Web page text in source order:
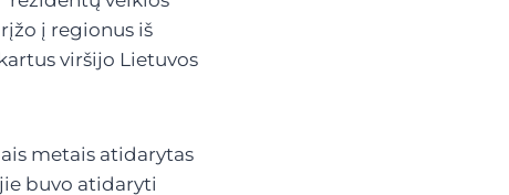
į regionus iš
viršijo Lietuvos
metais atidarytas
buvo atidaryti